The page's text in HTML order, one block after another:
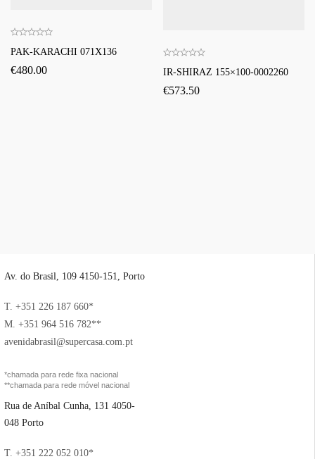
PAK-KARACHI 071X136
€480.00 IR-SHIRAZ 155×100-0002260
€573.50
Av. do Brasil, 109 4150-151, Porto
T. +351 226 187 660*
M. +351 964 516 782**
avenidabrasil@supercasa.com.pt
*chamada para rede fixa nacional
**chamada para rede móvel nacional
Rua de Aníbal Cunha, 131 4050-
048 Porto
T. +351 222 052 010*